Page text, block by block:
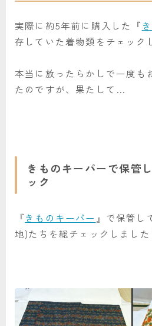
実際に約5年前に購入した『
存していた着物類をチェック
本当に放ったらかしで一度も
たのですが、果たして…
きものキーパーで保管
ック
『きものキーパー 』で保管し
地)たちを総チェックしました